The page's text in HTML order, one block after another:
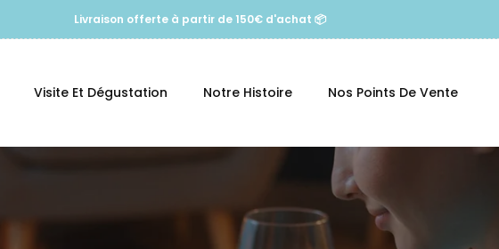
Livraison offerte à partir de 150€ d'achat 📦
Visite Et Dégustation Notre Histoire Nos Points De Vente